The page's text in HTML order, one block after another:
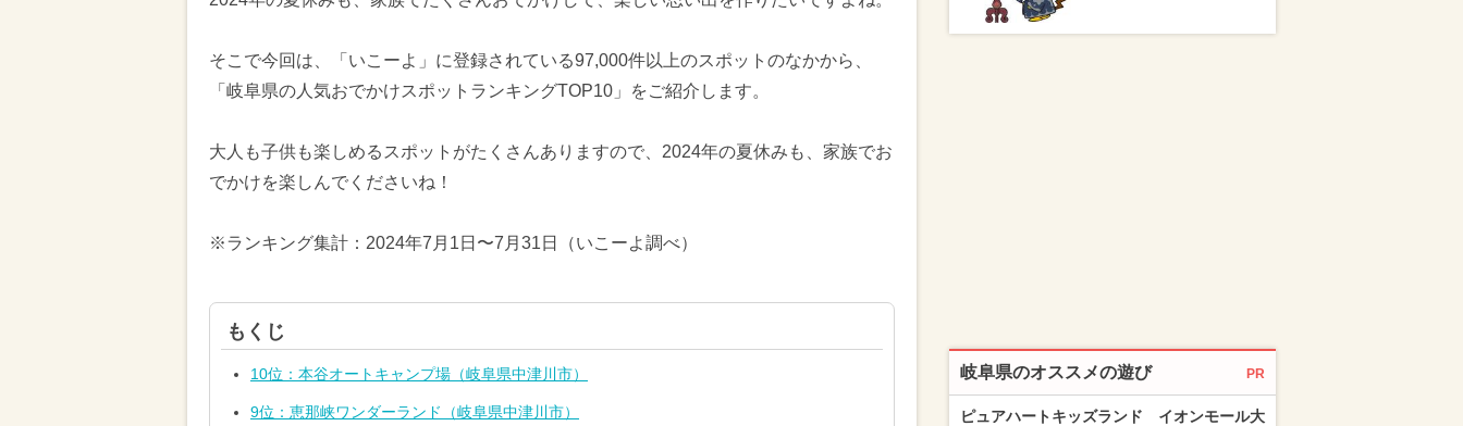
そこで今回は、「いこーよ」に登録されている97,000件以上のスポットのなかから、
「岐阜県の人気おでかけスポットランキングTOP10」をご紹介します。
大人も子供も楽しめるスポットがたくさんありますので、2024年の夏休みも、家族でお
でかけを楽しんでくださいね！
※ランキング集計：2024年7月1日〜7月31日（いこーよ調べ）
もくじ
10位：本谷オートキャンプ場（岐阜県中津川市）
9位：恵那峡ワンダーランド（岐阜県中津川市）
岐阜県のオススメの遊び PR
ピュアハートキッズランド イオンモール大